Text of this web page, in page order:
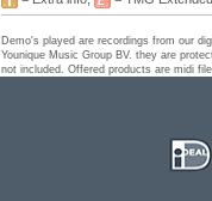
Demo's played are recordings from our
Younique Music Group BV. they are
not included. Offered products are midi